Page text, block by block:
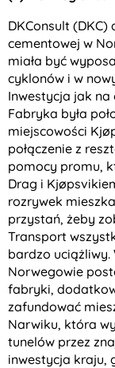
DKConsult
cementowej w
miała być
cyklonów i w
Inwestycja jak
Fabryka była
miejscowości
połączenie z
pomocy promu,
Drag i
rozrywek
przystań, żeby
Transport
bardzo uciążliwy.
Norwegowie
fabryki,
zafundować
Narwiku, która
tunelów przez
inwestycja kraju,